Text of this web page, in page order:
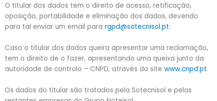
O titular dos dados tem o direito de acesso, retificação,
oposição, portabilidade e eliminação dos dados, devendo
para tal enviar um email para rgpd@sotecnisol.pt.
Caso o titular dos dados queira apresentar uma reclamação,
tem o direito de o fazer, apresentando uma queixa junto da
autoridade de controlo – CNPD, através do site www.cnpd.pt.
Os dados do titular são tratados pela Sotecnisol e pelas